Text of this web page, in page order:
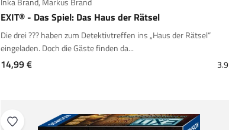
EXIT® - Das Spiel: Das Haus der Rätsel
Die drei ??? haben zum Detektivtreffen ins „Haus der Rätsel“
eingeladen. Doch die Gäste finden da...
Angebot
14,99 € 3.9